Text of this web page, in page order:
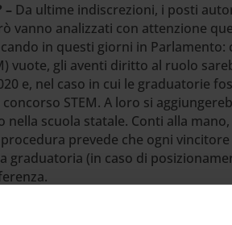
– Da ultime indiscrezioni, i posti
vanno analizzati con attenzione
in questi giorni in Parlamento:
vuote, gli aventi diritto al ruolo
e, nel caso in cui le graduatorie
STEM. A loro si
nella scuola statale. Conti alla
prevede che ogni
graduatoria (in caso di
IL PRECARIATO –